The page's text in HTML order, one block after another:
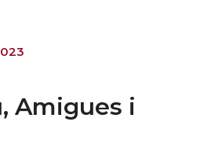
Amigues i